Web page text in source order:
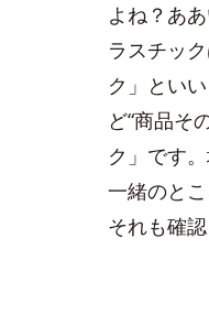
よね？あ
ラスチッ
ク」とい
ど“商品そ
ク」です
一緒のと
それも確